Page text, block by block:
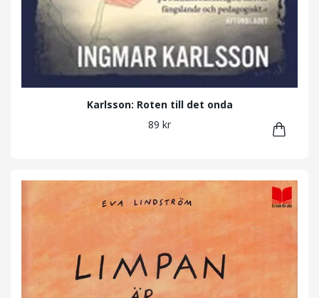
Karlsson: Roten till det onda
89 kr